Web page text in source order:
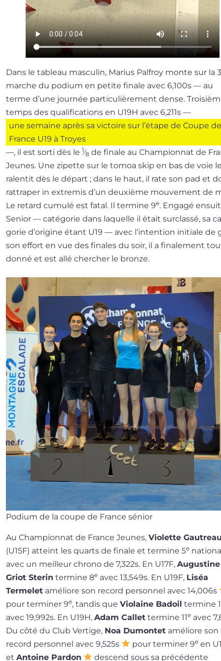
Dans le tableau mas­cu­lin, Marius Palfroy monte sur la 3
marche du podium en petite finale avec 6,100s — au
terme d’une jour­née par­ti­cu­liè­re­ment dense.
temps des qua­li­fi­ca­tions en U19H avec 6,211s —
une semaine après sa vic­toire sur l’é­tape de Coupe de
France U19 à Troyes
—, il est sor­ti dès le 1⁄8 de finale au Championnat de
Jeunes. Une zipette sur le tomoa skip en bas de voie
ralen­tit dès le départ ; dans le haut, il rate son pad et
rat­tra­per in extre­mis d’un deuxième mou­ve­ment de
Le retard cumu­lé est fatal. Il ter­mine 9e. Engagé
Senior — caté­go­rie dans laquelle il était sur­clas­sé, sa
go­rie d’o­ri­gine étant U19 — avec l’in­ten­tion ini­tiale de
son effort en vue des finales du soir, il a fina­le­ment
don­né et est allé cher­cher le bronze.
Podium de la coupe de France sénior
Au Championnat de France Jeunes, Violette
(U15F) atteint les quarts de finale et ter­mine 5e
avec un meilleur chro­no de 7,322s. En U17F, Augustine
Griot Sterin ter­mine 8e avec 13,549s. En U19F, Liséa
Termelet amé­liore son record per­son­nel avec 14,006s
pour ter­mi­ner 9e, tan­dis que Violaine Badoil ter­mine
avec 19,992s. En U19H, Adam Callet ter­mine 11e avec
Du côté du Club Vertige, Noa Dumontet amé­liore son
record per­son­nel avec 9,525s
pour ter­mi­ner 9e en
et Antoine Pardon des­cend sous sa pré­cé­dente